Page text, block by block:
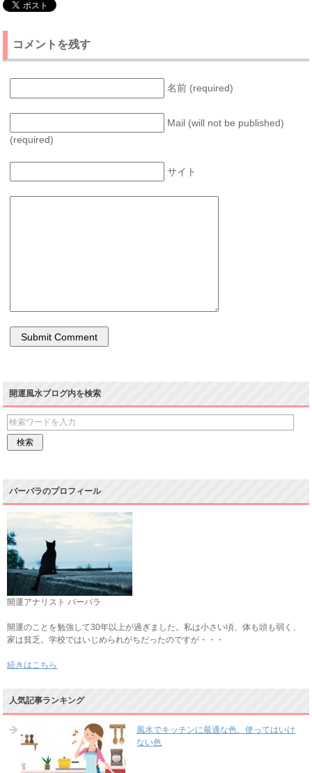
コメントを残す
名前 (required)
Mail (will not be published)
(required)
サイト
開運風水ブログ内を検索
バーバラのプロフィール
開運アナリスト バーバラ
開運のことを勉強して30年以上が過ぎました。私は小さい頃、体も頭も弱く、
家は貧乏。学校ではいじめられがちだったのですが・・・
続きはこちら
人気記事ランキング
風水でキッチンに最適な色、使ってはいけ
ない色